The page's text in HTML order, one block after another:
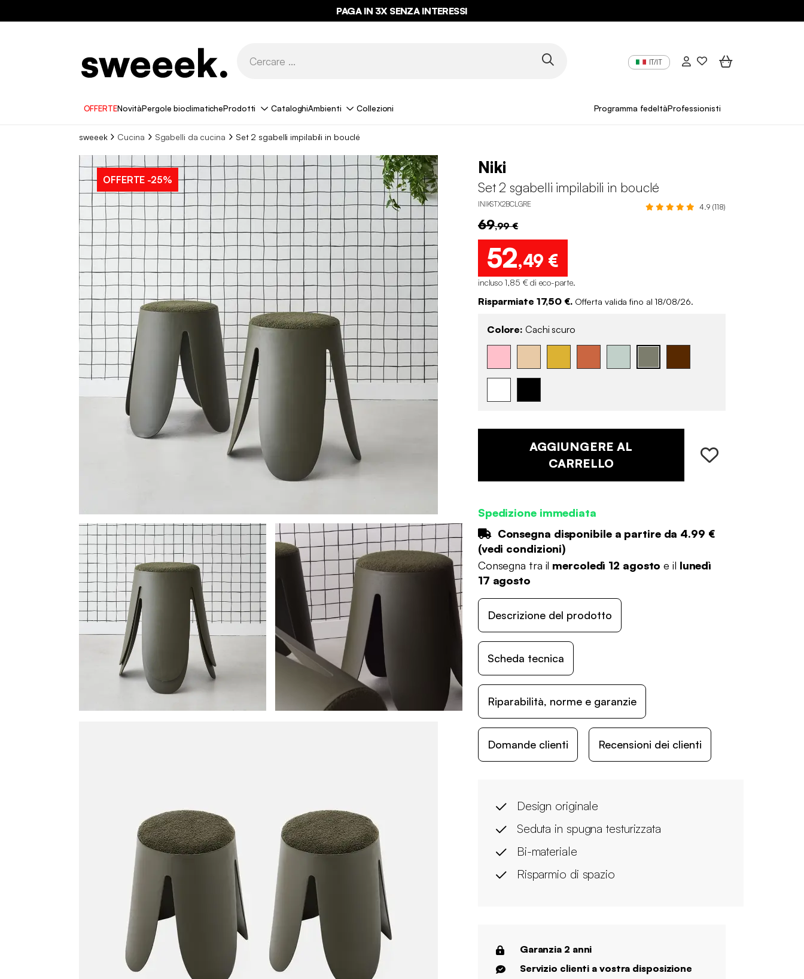
PAGA IN 3X SENZA INTERESSI
IT/IT
OFFERTENovitàPergole bioclimaticheProdotti CataloghiAmbienti Collezioni Programma fedeltàProfessionisti
sweeek Cucina Sgabelli da cucina​ Set 2 sgabelli impilabili in bouclé
OFFERTE -25%
Niki
Set 2 sgabelli impilabili in bouclé
INIKSTX2BCLGRE 4.9 (118)
69,99 €
52,49 €
incluso 1,85 € di eco-parte.
Risparmiate 17,50 €. Offerta valida fino al 18/08/26.
Colore: Cachi scuro
AGGIUNGERE AL
CARRELLO
Spedizione immediata
Consegna disponibile a partire da 4.99 €
(vedi condizioni)
Consegna tra il mercoledì 12 agosto e il lunedì
17 agosto
Descrizione del prodotto
Scheda tecnica
Riparabilità, norme e garanzie
Domande clienti Recensioni dei clienti
Design originale
Seduta in spugna testurizzata
Bi-materiale
Risparmio di spazio
Garanzia 2 anni
Servizio clienti a vostra disposizione